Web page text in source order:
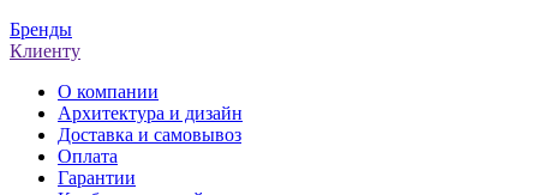
Бренды
Клиенту
О компании
Архитектура и дизайн
Доставка и самовывоз
Оплата
Гарантии